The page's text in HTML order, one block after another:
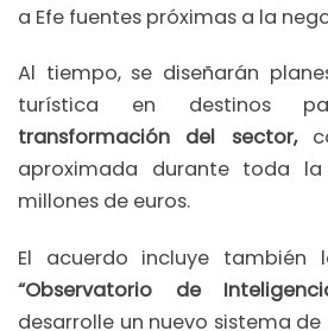
a Efe fuentes próximas a la
Al tiempo, se diseñarán
turística en destinos
transformación del sector,
aproximada durante toda
millones de euros.
El acuerdo incluye también
“Observatorio de
desarrolle un nuevo sistema